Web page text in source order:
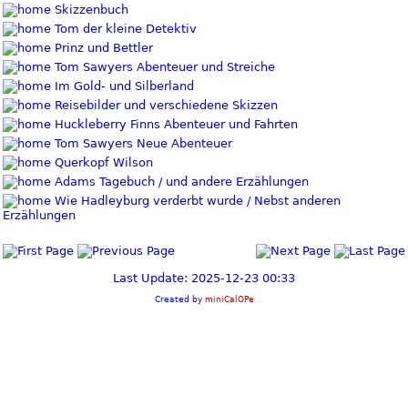
Skizzenbuch
Tom der kleine Detektiv
Prinz und Bettler
Tom Sawyers Abenteuer und Streiche
Im Gold- und Silberland
Reisebilder und verschiedene Skizzen
Huckleberry Finns Abenteuer und Fahrten
Tom Sawyers Neue Abenteuer
Querkopf Wilson
Adams Tagebuch / und andere Erzählungen
Wie Hadleyburg verderbt wurde / Nebst anderen
Erzählungen
Last Update: 2025-12-23 00:33
Created by miniCalOPe